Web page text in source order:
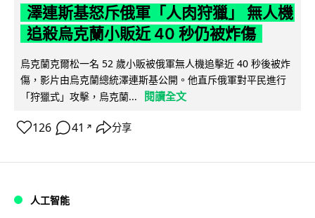
澤連斯基怒斥俄軍「人肉狩獵」 無人機
追殺烏克蘭小販近 40 秒仍被炸傷
烏克蘭克爾松一名 52 歲小販被俄軍無人機追擊近 40 秒後被炸
傷，影片由烏克蘭總統澤連斯基公開。他直斥俄軍對平民進行
「狩獵式」攻擊，烏克蘭...
閱讀全文
126 41 ↗ 分享
人工智能